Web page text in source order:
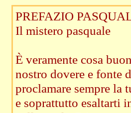
PREFAZIO
Il mistero pasquale
È veramente cosa
nostro dovere e fonte
proclamare sempre la
e soprattutto esaltarti